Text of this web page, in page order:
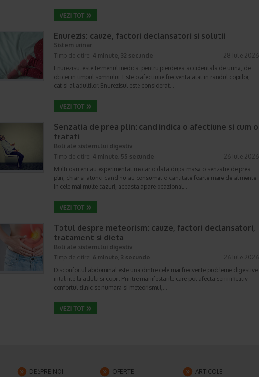
Enurezis: cauze, factori declansatori si solutii
Sistem urinar
Timp de citire: 4 minute, 32 secunde
28 iulie 2026
Enurezisul este termenul medical pentru pierderea accidentala de urina, de
obicei in timpul somnului. Este o afectiune frecventa atat in randul copiilor,
cat si al adultilor. Enurezisul este considerat…
Senzatia de prea plin: cand indica o afectiune si cum o
tratati
Boli ale sistemului digestiv
Timp de citire: 4 minute, 55 secunde
26 iulie 2026
Multi oameni au experimentat macar o data dupa masa o senzatie de prea
plin, chiar si atunci cand nu au consumat o cantitate foarte mare de alimente.
In cele mai multe cazuri, aceasta apare ocazional…
Totul despre meteorism: cauze, factori declansatori,
tratament si dieta
Boli ale sistemului digestiv
Timp de citire: 6 minute, 3 secunde
26 iulie 2026
Disconfortul abdominal este una dintre cele mai frecvente probleme digestive
intalnite la adulti si copii. Printre manifestarile care pot afecta semnificativ
confortul zilnic se numara si meteorismul,…
DESPRE NOI OFERTE ARTICOLE